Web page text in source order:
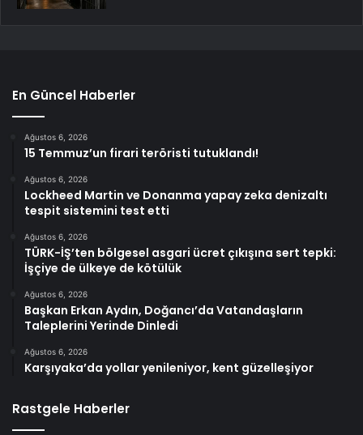
En Güncel Haberler
Ağustos 6, 2026
15 Temmuz’un firari teröristi tutuklandı!
Ağustos 6, 2026
Lockheed Martin ve Donanma yapay zeka denizaltı
tespit sistemini test etti
Ağustos 6, 2026
TÜRK-İŞ’ten bölgesel asgari ücret çıkışına sert tepki:
İşçiye de ülkeye de kötülük
Ağustos 6, 2026
Başkan Erkan Aydın, Doğancı’da Vatandaşların
Taleplerini Yerinde Dinledi
Ağustos 6, 2026
Karşıyaka’da yollar yenileniyor, kent güzelleşiyor
Rastgele Haberler